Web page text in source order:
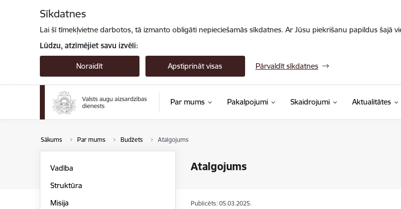
Sīkdatnes
Lai šī tīmekļvietne darbotos, tā izmanto obligāti nepieciešamās sīkdatnes. Ar Jūsu piekrišanu papildus šajā
Lūdzu, atzīmējiet savu izvēli:
Noraidīt Apstiprināt visas Pārvaldīt sīkdatnes
Par mums Pakalpojumi Skaidrojumi Aktualitātes
Sākums Par mums Budžets Atalgojums
Atalgojums
Vadība
Struktūra
Misija
Publicēts: 05.03.2025.